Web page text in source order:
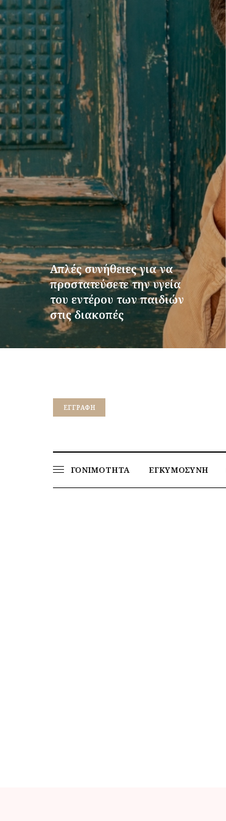
Απλές συνήθειες για να
προστατεύσετε την υγεία
του εντέρου των παιδιών
στις διακοπές
ΠΕΡΙΣΣΌΤΕΡΑ
EΓΓΡΑΦΉ
ΓΟΝΙΜΟΤΗΤΑ ΕΓΚΥΜΟΣΥΝΗ